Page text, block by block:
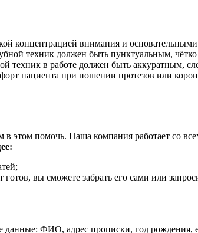
концентрацией внимания и
техник должен быть пунктуальным,
в работе должен быть аккуратным,
пациента при ношении протезов или
этом помочь. Наша компания работает со
вы сможете забрать его сами или
ФИО, адрес прописки, год рождения,